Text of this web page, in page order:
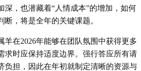
深，也潜藏着“人情成本”的增加，如何
，将是全年的关键课题。
羊在2026年能够在团队氛围中获得更多
求时应保持适度边界。强行答应所有请
负担，因此在年初就制定清晰的资源与